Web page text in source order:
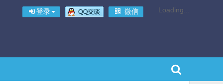
登录 微信 Loading...